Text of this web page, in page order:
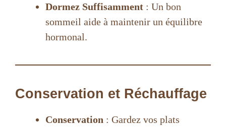
Dormez Suffisamment : Un bon
sommeil aide à maintenir un équilibre
hormonal.
Conservation et Réchauffage
Conservation : Gardez vos plats